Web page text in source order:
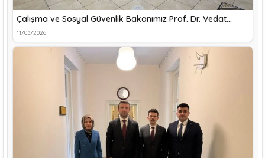
Çalışma ve Sosyal Güvenlik Bakanımız Prof. Dr. Vedat…
11/03/2026